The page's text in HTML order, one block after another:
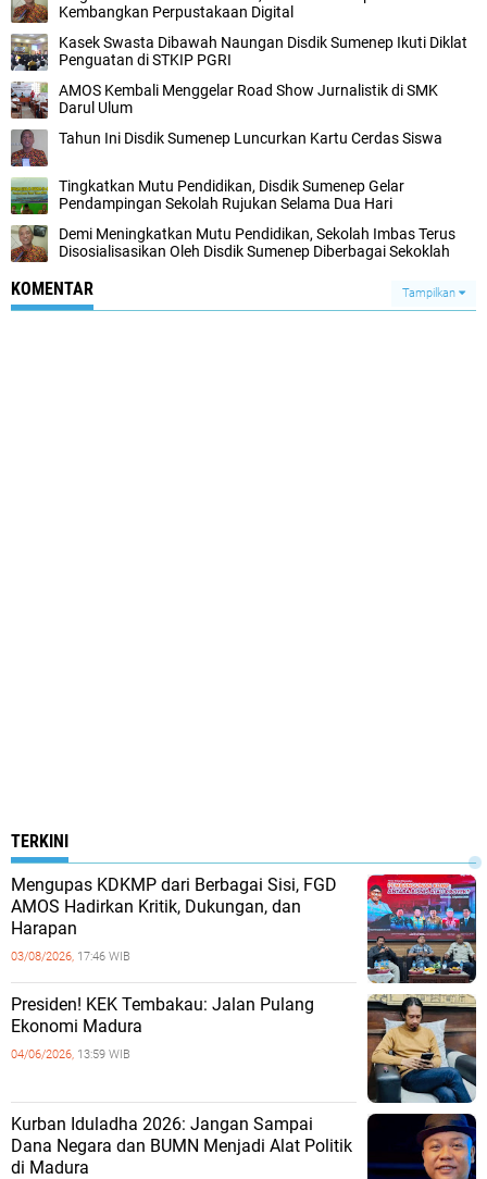
Kembangkan Perpustakaan Digital
Kasek Swasta Dibawah Naungan Disdik Sumenep Ikuti Diklat
Penguatan di STKIP PGRI
AMOS Kembali Menggelar Road Show Jurnalistik di SMK
Darul Ulum
Tahun Ini Disdik Sumenep Luncurkan Kartu Cerdas Siswa
Tingkatkan Mutu Pendidikan, Disdik Sumenep Gelar
Pendampingan Sekolah Rujukan Selama Dua Hari
Demi Meningkatkan Mutu Pendidikan, Sekolah Imbas Terus
Disosialisasikan Oleh Disdik Sumenep Diberbagai Sekoklah
KOMENTAR Tampilkan
TERKINI
Mengupas KDKMP dari Berbagai Sisi, FGD
AMOS Hadirkan Kritik, Dukungan, dan
Harapan
03/08/2026, 17:46 WIB
Presiden! KEK Tembakau: Jalan Pulang
Ekonomi Madura
04/06/2026, 13:59 WIB
Kurban Iduladha 2026: Jangan Sampai
Dana Negara dan BUMN Menjadi Alat Politik
di Madura